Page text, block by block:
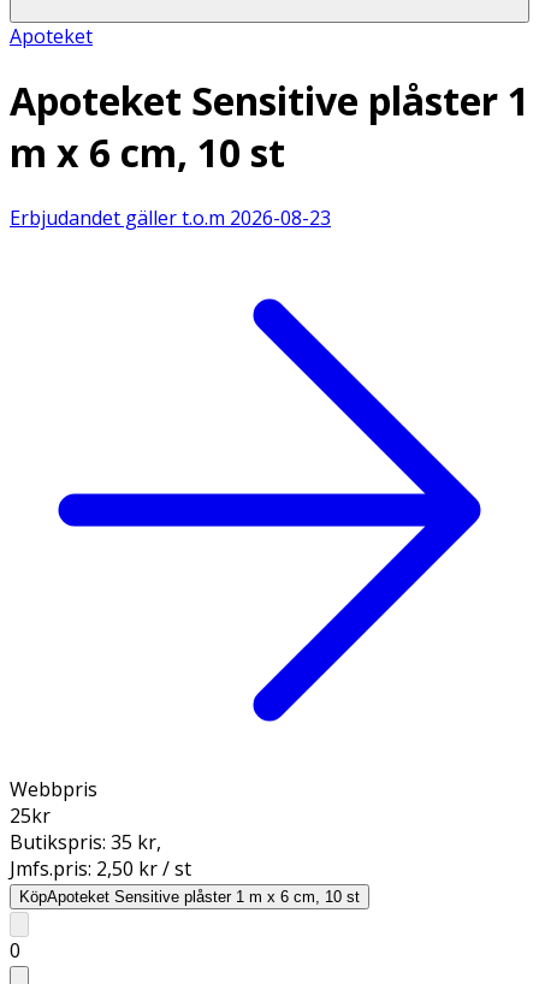
Apoteket
Apoteket Sensitive plåster 1
m x 6 cm, 10 st
Erbjudandet gäller t.o.m 2026-08-23
Webbpris
25kr
Butikspris: 35 kr,
Jmfs.pris: 2,50 kr / st
KöpApoteket Sensitive plåster 1 m x 6 cm, 10 st
0